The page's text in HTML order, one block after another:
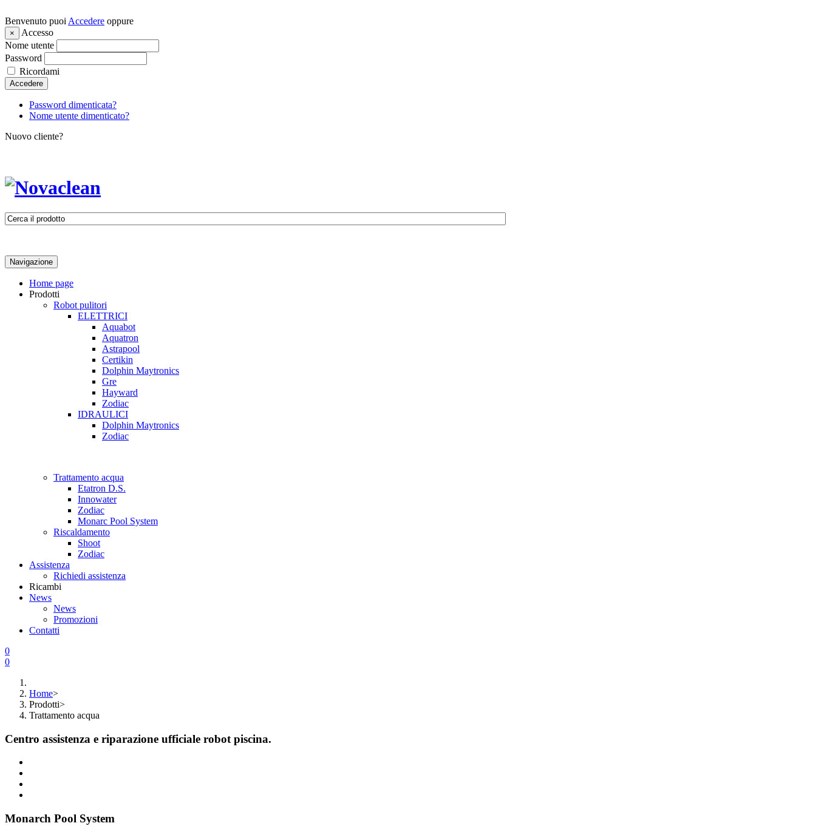
Benvenuto puoi Accedere oppure
×
Accesso
Nome utente
Password
Ricordami
Accedere
Password dimenticata?
Nome utente dimenticato?
Nuovo cliente?
Navigazione
Home page
Prodotti
Robot pulitori
ELETTRICI
Aquabot
Aquatron
Astrapool
Certikin
Dolphin Maytronics
Gre
Hayward
Zodiac
IDRAULICI
Dolphin Maytronics
Zodiac
Trattamento acqua
Etatron D.S.
Innowater
Zodiac
Monarc Pool System
Riscaldamento
Shoot
Zodiac
Assistenza
Richiedi assistenza
Ricambi
News
News
Promozioni
Contatti
0
0
Home>
Prodotti>
Trattamento acqua
Centro assistenza e riparazione ufficiale robot piscina.
Monarch Pool System